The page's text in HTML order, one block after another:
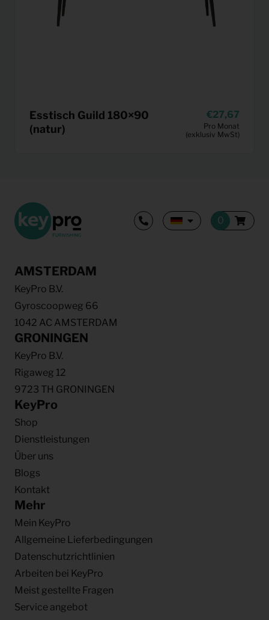
Esstisch Guild 180×90
(natur)
27,67
Pro Monat
(exklusiv MwSt)
AMSTERDAM
KeyPro B.V.
Gyroscoopweg 66
1042 AC AMSTERDAM
GRONINGEN
KeyPro B.V.
Rigaweg 12
9723 TH GRONINGEN
KeyPro
Shop
Dienstleistungen
Über uns
Blogs
Kontakt
Mehr
Mein KeyPro
Allgemeine Lieferbedingungen
Datenschutzrichtlinien
Arbeiten bei KeyPro
Meist gestellte Fragen
Service angebot